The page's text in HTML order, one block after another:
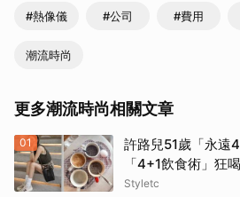
#熱像儀 #公司 #費用
潮流時尚
更多潮流時尚相關文章
01
許路兒51歲「永遠
「4+1飲食術」狂
Styletc